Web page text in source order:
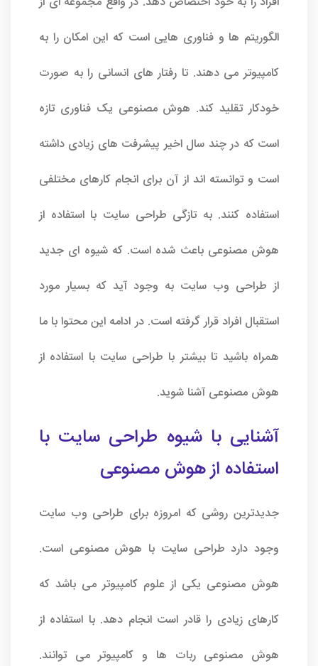
الگوریتم ها و فناوری هایی است که این امکان را به
کامپیوتر می دهند. تا رفتار های انسانی را به صورت
خودکار تقلید کند. هوش مصنوعی یک فناوری تازه
است که در چند سال اخیر پیشرفت های زیادی داشته
است و توانسته اند از آن برای انجام کارهای مختلفی
استفاده کنند. به تازگی طراحی سایت با استفاده از
هوش مصنوعی باعث شده است. که شیوه ای جدید
از طراحی وب سایت به وجود آید که بسیار مورد
استقبال افراد قرار گرفته است. در ادامه این محتوا با ما
همراه باشید تا بیشتر با طراحی سایت با استفاده از
هوش مصنوعی آشنا شوید.
آشنایی با شیوه طراحی سایت با
استفاده از هوش مصنوعی
جدیدترین روشی که امروزه برای طراحی وب سایت
وجود دارد طراحی سایت با هوش مصنوعی است.
هوش مصنوعی یکی از علوم کامپیوتر می باشد که
کارهای زیادی را قادر است انجام دهد. با استفاده از
هوش مصنوعی ربات ها و کامپیوتر می توانند.